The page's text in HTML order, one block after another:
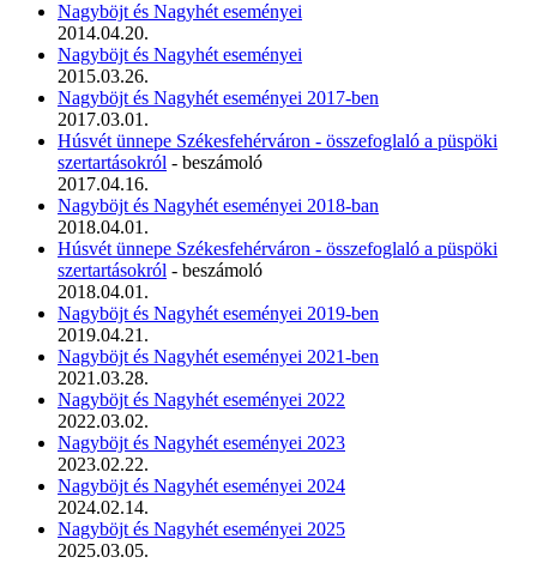
Nagyböjt és Nagyhét eseményei
2014.04.20.
Nagyböjt és Nagyhét eseményei
2015.03.26.
Nagyböjt és Nagyhét eseményei 2017-ben
2017.03.01.
Húsvét ünnepe Székesfehérváron - összefoglaló a püspöki
szertartásokról - beszámoló
2017.04.16.
Nagyböjt és Nagyhét eseményei 2018-ban
2018.04.01.
Húsvét ünnepe Székesfehérváron - összefoglaló a püspöki
szertartásokról - beszámoló
2018.04.01.
Nagyböjt és Nagyhét eseményei 2019-ben
2019.04.21.
Nagyböjt és Nagyhét eseményei 2021-ben
2021.03.28.
Nagyböjt és Nagyhét eseményei 2022
2022.03.02.
Nagyböjt és Nagyhét eseményei 2023
2023.02.22.
Nagyböjt és Nagyhét eseményei 2024
2024.02.14.
Nagyböjt és Nagyhét eseményei 2025
2025.03.05.